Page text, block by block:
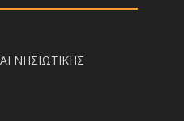
ΝΗΣΙΩΤΙΚΗΣ